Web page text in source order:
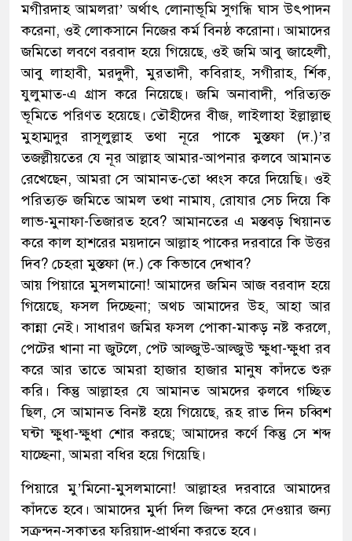
মগীরদাহ আমলরা’ অর্থাৎ লোনাভূমি সুগন্ধি ঘাস উৎপাদন
করেনা, ওই লোকসানে নিজের কর্ম বিনষ্ঠ করোনা। আমাদের
জমিতো লবণে বরবাদ হয়ে গিয়েছে, ওই জমি আবু জাহেলী,
আবু লাহাবী, মরদুদী, মুরতাদী, কবিরাহ, সগীরাহ, র্শিক,
যুলুমাত-এ গ্রাস করে নিয়েছে। জমি অনাবাদী, পরিত্যক্ত
ভূমিতে পরিণত হয়েছে। তৌহীদের বীজ, লাইলাহা ইল্লাল্লাহু
মুহাম্মদুর রাসূলুল্লাহ তথা নূরে পাকে মুস্তফা (দ.)’র
তজল্লীয়তের যে নূর আল্লাহ আমার-আপনার ক্বলবে আমানত
রেখেছেন, আমরা সে আমানত-তো ধ্বংস করে দিয়েছি। ওই
পরিত্যক্ত জমিতে আমল তথা নামায, রোযার সেচ দিয়ে কি
লাভ-মুনাফা-তিজারত হবে? আমানতের এ মস্তবড় খিয়ানত
করে কাল হাশরের ময়দানে আল্লাহ পাকের দরবারে কি উত্তর
দিব? চেহরা মুস্তফা (দ.) কে কিভাবে দেখাব?
আয় পিয়ারে মুসলমানো! আমাদের জমিন আজ বরবাদ হয়ে
গিয়েছে, ফসল দিচ্ছেনা; অথচ আমাদের উহ, আহা আর
কান্না নেই। সাধারণ জমির ফসল পোকা-মাকড় নষ্ট করলে,
পেটের খানা না জুটলে, পেট আল্জুউ-আল্জুউ ক্ষুধা-ক্ষুধা রব
করে আর তাতে আমরা হাজার হাজার মানুষ কাঁদতে শুরু
করি। কিন্তু আল্লাহর যে আমানত আমদের ক্বলবে গচ্ছিত
ছিল, সে আমানত বিনষ্ট হয়ে গিয়েছে, রূহ রাত দিন চব্বিশ
ঘন্টা ক্ষুধা-ক্ষুধা শোর করছে; আমাদের কর্ণে কিন্তু সে শব্দ
যাচ্ছেনা, আমরা বধির হয়ে গিয়েছি।
পিয়ারে মু’মিনো-মুসলমানো! আল্লাহর দরবারে আমাদের
কাঁদতে হবে। আমাদের মুর্দা দিল জিন্দা করে দেওয়ার জন্য
সক্রন্দন-সকাতর ফরিয়াদ-প্রার্থনা করতে হবে।